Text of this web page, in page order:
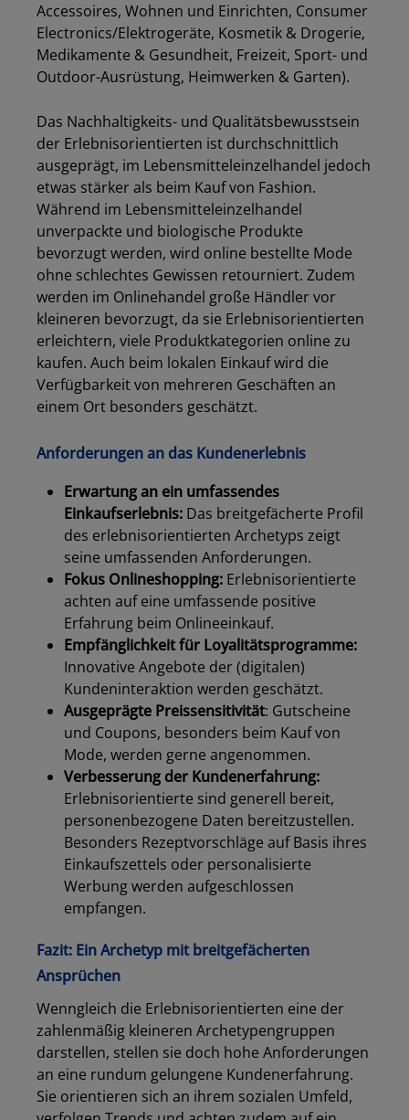
Accessoires, Wohnen und Einrichten, Consumer
Electronics/Elektrogeräte, Kosmetik & Drogerie,
Medikamente & Gesundheit, Freizeit, Sport- und
Outdoor-Ausrüstung, Heimwerken & Garten).
Das Nachhaltigkeits- und Qualitätsbewusstsein
der Erlebnisorientierten ist durchschnittlich
ausgeprägt, im Lebensmitteleinzelhandel jedoch
etwas stärker als beim Kauf von Fashion.
Während im Lebensmitteleinzelhandel
unverpackte und biologische Produkte
bevorzugt werden, wird online bestellte Mode
ohne schlechtes Gewissen retourniert. Zudem
werden im Onlinehandel große Händler vor
kleineren bevorzugt, da sie Erlebnisorientierten
erleichtern, viele Produktkategorien online zu
kaufen. Auch beim lokalen Einkauf wird die
Verfügbarkeit von mehreren Geschäften an
einem Ort besonders geschätzt.
Anforderungen an das Kundenerlebnis
Erwartung an ein umfassendes
Einkaufserlebnis: Das breitgefächerte Profil
des erlebnisorientierten Archetyps zeigt
seine umfassenden Anforderungen.
Fokus Onlineshopping: Erlebnisorientierte
achten auf eine umfassende positive
Erfahrung beim Onlineeinkauf.
Empfänglichkeit für Loyalitätsprogramme:
Innovative Angebote der (digitalen)
Kundeninteraktion werden geschätzt.
Ausgeprägte Preissensitivität: Gutscheine
und Coupons, besonders beim Kauf von
Mode, werden gerne angenommen.
Verbesserung der Kundenerfahrung:
Erlebnisorientierte sind generell bereit,
personenbezogene Daten bereitzustellen.
Besonders Rezeptvorschläge auf Basis ihres
Einkaufszettels oder personalisierte
Werbung werden aufgeschlossen
empfangen.
Fazit: Ein Archetyp mit breitgefächerten
Ansprüchen
Wenngleich die Erlebnisorientierten eine der
zahlenmäßig kleineren Archetypengruppen
darstellen, stellen sie doch hohe Anforderungen
an eine rundum gelungene Kundenerfahrung.
Sie orientieren sich an ihrem sozialen Umfeld,
Los